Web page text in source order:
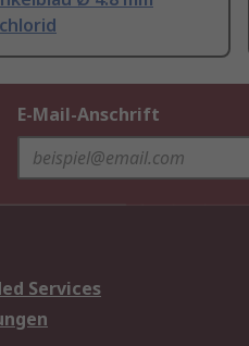
E-Mail-Anschrift
Services